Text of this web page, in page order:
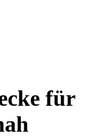
für